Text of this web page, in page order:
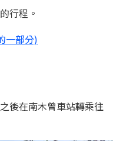
行程。
一部分)
後在南木曾車站轉乘往